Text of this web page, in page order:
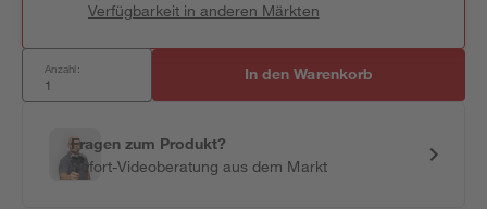
Verfügbarkeit in anderen Märkten
Anzahl: In den Warenkorb
Fragen zum Produkt?
Sofort-Videoberatung aus dem Markt